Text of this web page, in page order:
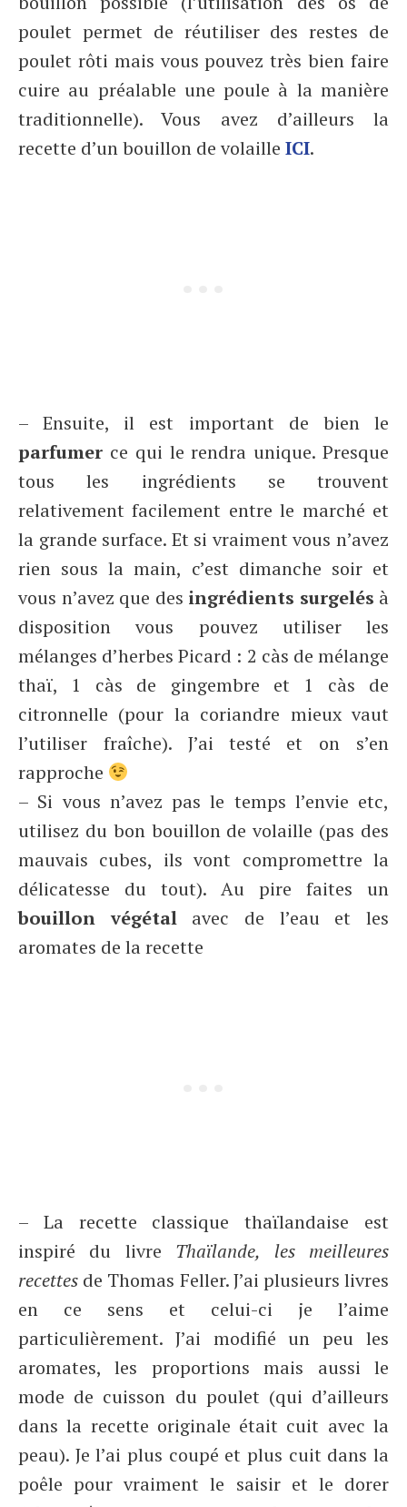
poulet permet de réutiliser des restes de
poulet rôti mais vous pouvez très bien faire
cuire au préalable une poule à la manière
traditionnelle). Vous avez d’ailleurs la
recette d’un bouillon de volaille ICI.
– Ensuite, il est important de bien le
parfumer ce qui le rendra unique. Presque
tous les ingrédients se trouvent
relativement facilement entre le marché et
la grande surface. Et si vraiment vous n’avez
rien sous la main, c’est dimanche soir et
vous n’avez que des ingrédients surgelés à
disposition vous pouvez utiliser les
mélanges d’herbes Picard : 2 càs de mélange
thaï, 1 càs de gingembre et 1 càs de
citronnelle (pour la coriandre mieux vaut
l’utiliser fraîche). J’ai testé et on s’en
rapproche
– Si vous n’avez pas le temps l’envie etc,
utilisez du bon bouillon de volaille (pas des
mauvais cubes, ils vont compromettre la
délicatesse du tout). Au pire faites un
bouillon végétal avec de l’eau et les
aromates de la recette
– La recette classique thaïlandaise est
inspiré du livre Thaïlande, les meilleures
recettes de Thomas Feller. J’ai plusieurs livres
en ce sens et celui-ci je l’aime
particulièrement. J’ai modifié un peu les
aromates, les proportions mais aussi le
mode de cuisson du poulet (qui d’ailleurs
dans la recette originale était cuit avec la
peau). Je l’ai plus coupé et plus cuit dans la
poêle pour vraiment le saisir et le dorer